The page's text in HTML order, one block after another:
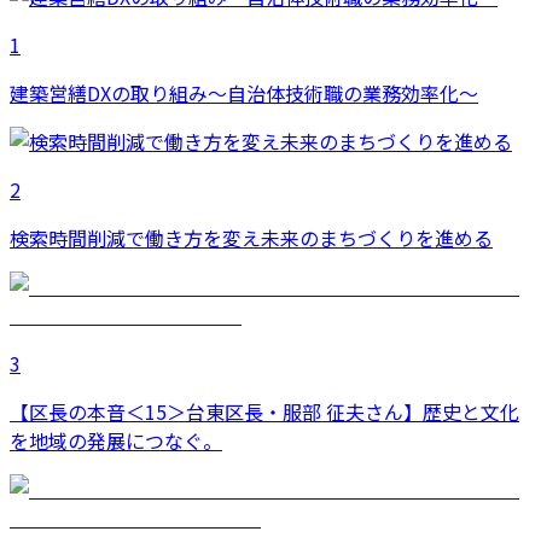
1
建築営繕DXの取り組み～自治体技術職の業務効率化～
2
検索時間削減で働き方を変え未来のまちづくりを進める
3
【区長の本音＜15＞台東区長・服部 征夫さん】歴史と文化
を地域の発展につなぐ。